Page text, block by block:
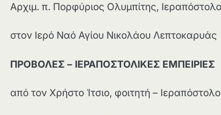
Αρχιμ. π. Πορφύριος Ολυμπίτης,
στον Ιερό Ναό Αγίου Νικολάου Λεπτοκαρυάς
ΠΡΟΒΟΛΕΣ – ΙΕΡΑΠΟΣΤΟΛΙΚΕΣ ΕΜΠΕΙΡΙΕΣ
από τον Χρήστο Ίτσιο, φοιτητή – Ιεραπόστολο